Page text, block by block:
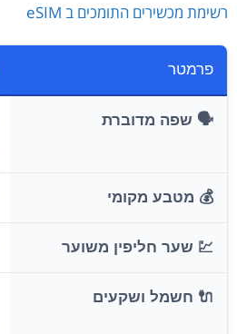
רשימת מכשירים התומכים ב eSIM
פרמטר
🗣️ שפה מדוברת
💰 מטבע מקומי
💹 שער חליפין משוער
🔌 חשמל ושקעים